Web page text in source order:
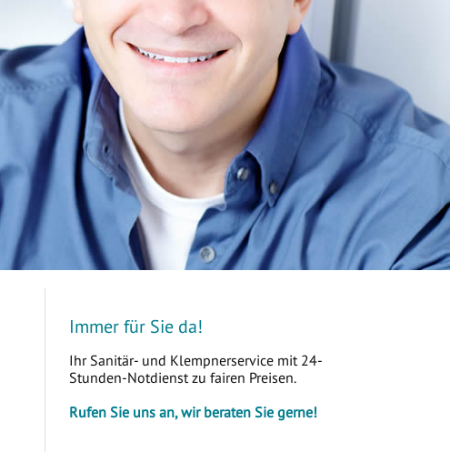
Immer für Sie da!
Ihr Sanitär- und Klempnerservice mit 24-
Stunden-Notdienst zu fairen Preisen.
Rufen Sie uns an, wir beraten Sie gerne!